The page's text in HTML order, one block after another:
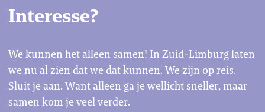
Interesse?
We kunnen het alleen samen! In Zuid-Limburg laten
we nu al zien dat we dat kunnen. We zijn op reis.
Sluit je aan. Want alleen ga je wellicht sneller, maar
samen kom je veel verder.